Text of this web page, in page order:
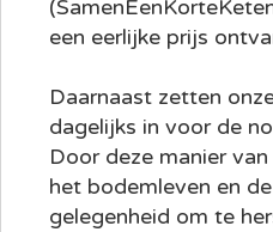
een eerlijke prijs
Daarnaast zetten
dagelijks in voor de
Door deze manier
het bodemleven en
gelegenheid om te